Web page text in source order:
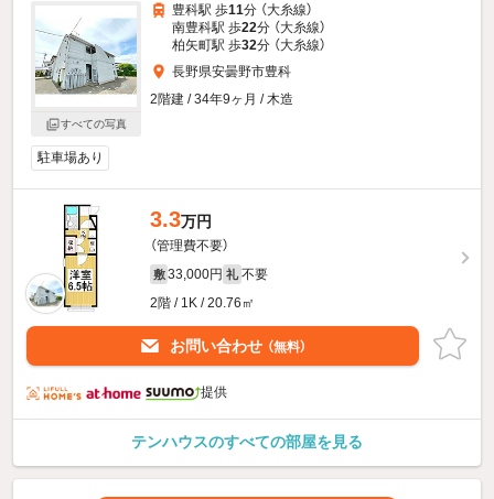
すべての写真
豊科駅 歩11分 （大糸線）
南豊科駅 歩22分 （大糸線）
柏矢町駅 歩32分 （大糸線）
長野県安曇野市豊科
2階建 / 34年9ヶ月 / 木造
駐車場あり
3.3万円
（管理費不要）
敷 33,000円 礼 不要
2階 / 1K / 20.76㎡
お問い合わせ （無料）
提供
テンハウスのすべての部屋を見る